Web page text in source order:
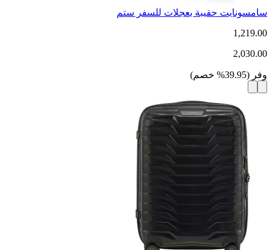
سامسونايت حقيبة بعجلات للسفر ستم
1,219.00
2,030.00
وفر (
39.95
% خصم)